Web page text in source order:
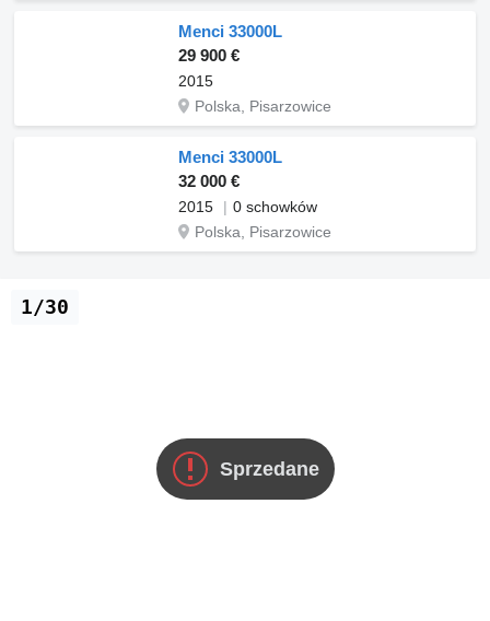
Menci 33000L
29 900 €
2015
Polska, Pisarzowice
Menci 33000L
32 000 €
2015
0 schowków
Polska, Pisarzowice
Sprzedane
1/30